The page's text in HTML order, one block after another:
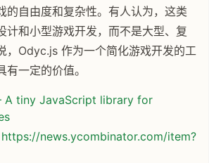
的自由度和复杂性。有人认为，这类
计和小型游戏开发，而不是大型、复
，Odyc.js 作为一个简化游戏开发的工
一定的价值。
A tiny JavaScript library for
https://news.ycombinator.com/item?